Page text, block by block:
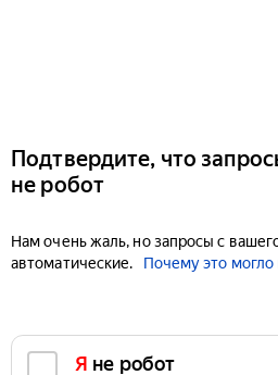
Подтвердите, что
не робот
Нам очень жаль, но запросы с
автоматические.
Почему это могло
Я не робот